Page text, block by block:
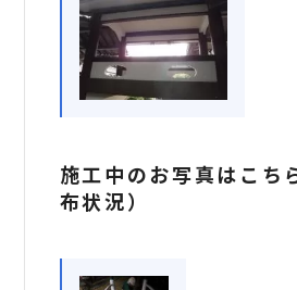
施工中のお写真はこ
布状況）